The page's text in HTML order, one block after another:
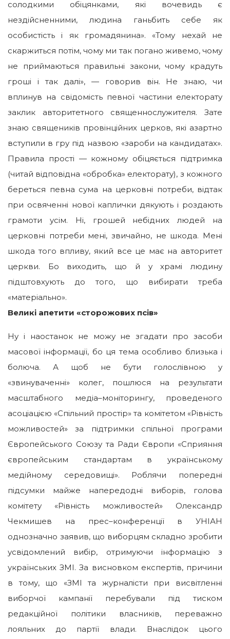
солодкими обіцянками, які вочевидь є
нездійсненними, людина ганьбить себе як
особистість і як громадянина». «Тому нехай не
скаржиться потім, чому ми так погано живемо, чому
не приймаються правильні закони, чому крадуть
гроші і так далі», — говорив він. Не знаю, чи
вплинув на свідомість певної частини електорату
заклик авторитетного священнослужителя. Зате
знаю священиків провінційних церков, які азартно
вступили в гру під назвою «зароби на кандидатах».
Правила прості — кожному обіцяється підтримка
(читай відповідна «обробка» електорату), з кожного
береться певна сума на церковні потреби, відтак
при освяченні нової каплички дякують і роздають
грамоти усім. Ні, грошей небідних людей на
церковні потреби мені, звичайно, не шкода. Мені
шкода того впливу, який все це має на авторитет
церкви. Бо виходить, що й у храмі людину
підштовхують до того, що вибирати треба
«матеріально».
Великі апетити «сторожових псів»
Ну і наостанок не можу не згадати про засоби
масової інформації, бо ця тема особливо близька і
болюча. А щоб не бути голослівною у
«звинуваченні» колег, пошлюся на результати
масштабного медіа–моніторингу, проведеного
асоціацією «Спільний простір» та комітетом «Рівність
можливостей» за підтримки спільної програми
Європейського Союзу та Ради Європи «Сприяння
європейським стандартам в українському
медійному середовищі». Роблячи попередні
підсумки майже напередодні виборів, голова
комітету «Рівність можливостей» Олександр
Чекмишев на прес–конференції в УНІАН
однозначно заявив, що виборцям складно зробити
усвідомлений вибір, отримуючи інформацію з
українських ЗМІ. За висновком експертів, причини
в тому, що «ЗМІ та журналісти при висвітленні
виборчої кампанії перебували під тиском
редакційної політики власників, переважно
лояльних до партії влади. Внаслідок цього